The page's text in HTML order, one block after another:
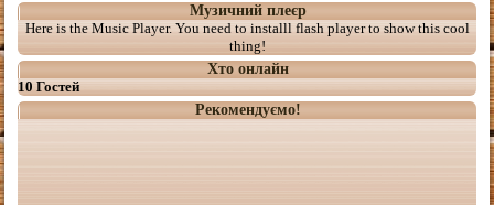
Музичний плеєр
Here is the Music Player. You need to installl flash player to show this cool
thing!
Хто онлайн
10 Гостей
Рекомендуємо!